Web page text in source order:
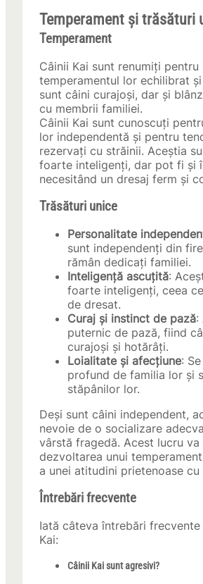
Temperament și trăsături
Temperament
Câinii Kai sunt renumiți pentru
temperamentul lor echilibrat
sunt câini curajoși, dar și
cu membrii familiei.
Câinii Kai sunt cunoscuți
lor independentă și pentru
rezervați cu străinii. Aceștia
foarte inteligenți, dar pot fi și
necesitând un dresaj ferm și
Trăsături unice
Personalitate
sunt independenți din
rămân dedicați familiei.
Inteligență ascuțită:
foarte inteligenți, ceea
de dresat.
Curaj și instinct de pază:
puternic de pază, fiind
curajoși și hotărâți.
Loialitate și afecțiune:
profund de familia lor și
stăpânilor lor.
Deși sunt câini independent,
nevoie de o socializare
vârstă fragedă. Acest lucru
dezvoltarea unui
a unei atitudini prietenoase cu
Întrebări frecvente
Iată câteva întrebări frecvente
Kai:
Câinii Kai sunt agresivi?